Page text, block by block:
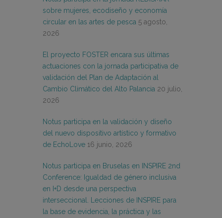
sobre mujeres, ecodiseño y economía
circular en las artes de pesca 5 agosto,
2026
El proyecto FOSTER encara sus últimas
actuaciones con la jornada participativa de
validación del Plan de Adaptación al
Cambio Climático del Alto Palancia 20 julio,
2026
Notus participa en la validación y diseño
del nuevo dispositivo artístico y formativo
de EchoLove 16 junio, 2026
Notus participa en Bruselas en INSPIRE 2nd
Conference: Igualdad de género inclusiva
en I+D desde una perspectiva
interseccional. Lecciones de INSPIRE para
la base de evidencia, la práctica y las